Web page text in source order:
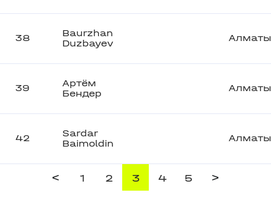
38
Baurzhan
Duzbayev
Алматы
39
Артём
Бендер
Алматы
42
Sardar
Baimoldin
Алматы
< 1 2 3 4 5 >